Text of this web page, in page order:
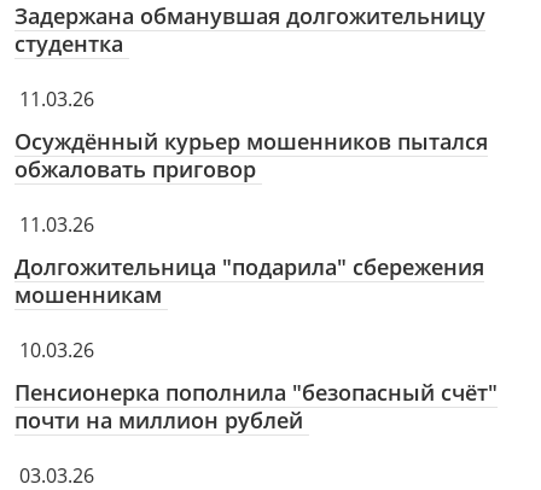
Задержана обманувшая долгожительницу
студентка
11.03.26
Осуждённый курьер мошенников пытался
обжаловать приговор
11.03.26
Долгожительница "подарила" сбережения
мошенникам
10.03.26
Пенсионерка пополнила "безопасный счёт"
почти на миллион рублей
03.03.26